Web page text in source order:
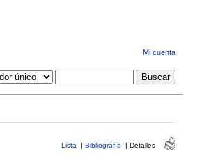
Mi cuenta
Lista | Bibliografía | Detalles